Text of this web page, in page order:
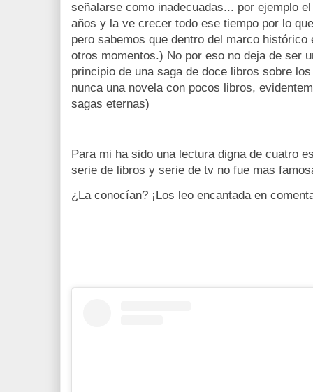
señalarse como inadecuadas... por ejemplo
años y la ve crecer todo ese tiempo por lo
pero sabemos que dentro del marco histórico
otros momentos.) No por eso no deja de ser
principio de una saga de doce libros sobre
nunca una novela con pocos libros,
sagas eternas)
Para mi ha sido una lectura digna de cuatro
serie de libros y serie de tv no fue mas
¿La conocían? ¡Los leo encantada en